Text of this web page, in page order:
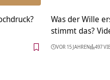
Was der Wille
stimmt das?
VOR 15 JAHREN 497